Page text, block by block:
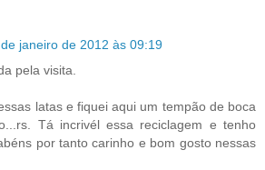
janeiro de 2012 às 09:19
pela visita.
latas e fiquei aqui um tempão de boca
Tá incrivél essa reciclagem e tenho
por tanto carinho e bom gosto nessas